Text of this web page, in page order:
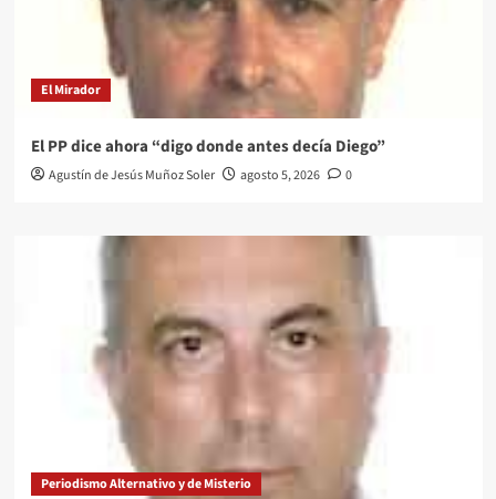
El Mirador
El PP dice ahora “digo donde antes decía Diego”
Agustín de Jesús Muñoz Soler agosto 5, 2026 0
Periodismo Alternativo y de Misterio